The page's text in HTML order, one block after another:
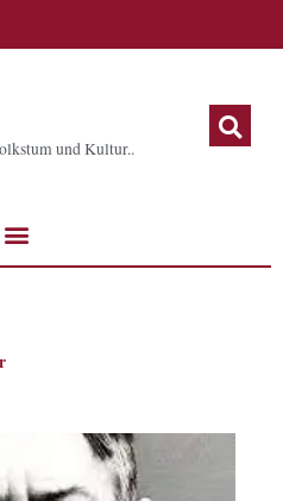
und Kultur..
Seite